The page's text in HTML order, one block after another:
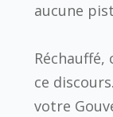
aucune
ce
votre